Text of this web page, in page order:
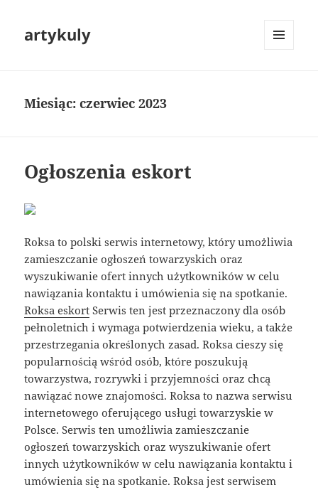
artykuly
Miesiąc:czerwiec 2023
Ogłoszenia eskort
Roksa to polski serwis internetowy, który umożliwia
zamieszczanie ogłoszeń towarzyskich oraz
wyszukiwanie ofert innych użytkowników w celu
nawiązania kontaktu i umówienia się na spotkanie.
Roksa eskort Serwis ten jest przeznaczony dla osób
pełnoletnich i wymaga potwierdzenia wieku, a także
przestrzegania określonych zasad. Roksa cieszy się
popularnością wśród osób, które poszukują
towarzystwa, rozrywki i przyjemności oraz chcą
nawiązać nowe znajomości. Roksa to nazwa serwisu
internetowego oferującego usługi towarzyskie w
Polsce. Serwis ten umożliwia zamieszczanie
ogłoszeń towarzyskich oraz wyszukiwanie ofert
innych użytkowników w celu nawiązania kontaktu i
umówienia się na spotkanie. Roksa jest serwisem